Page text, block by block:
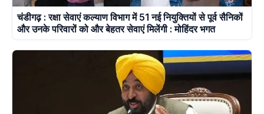
चंडीगढ़ : रक्षा सेवाएं कल्याण विभाग में 51 नई नियुक्तियों से पूर्व सैनिकों
और उनके परिवारों को और बेहतर सेवाएं मिलेंगी : मोहिंदर भगत